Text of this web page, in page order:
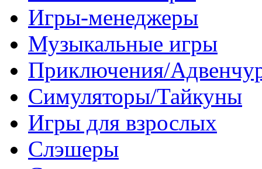
Игры-менеджеры
Музыкальные игры
Приключения/
Симуляторы/Тайкуны
Игры для взрослых
Слэшеры